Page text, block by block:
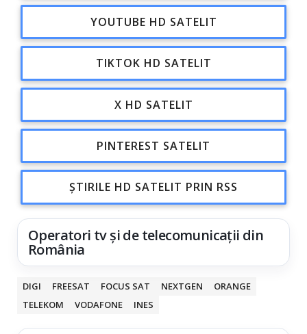
YOUTUBE HD SATELIT
TIKTOK HD SATELIT
X HD SATELIT
PINTEREST SATELIT
ȘTIRILE HD SATELIT PRIN RSS
Operatori tv și de telecomunicații din
România
DIGI FREESAT FOCUS SAT NEXTGEN
ORANGE
TELEKOM
VODAFONE INES